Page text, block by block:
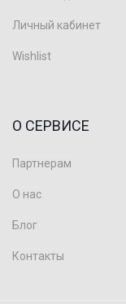
Личный кабинет
Wishlist
О СЕРВИСЕ
Партнерам
О нас
Блог
Контакты